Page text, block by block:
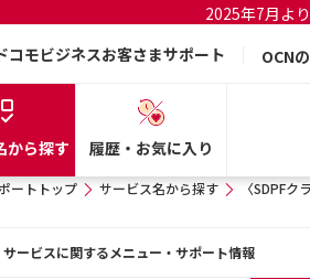
2025年7月よ
コモビジネスお客さまサポート
OCN
から探す 履歴・お気に入り
ートトップ サービス名から探す 〈SDPF
サービスに関するメニュー・サポート情報